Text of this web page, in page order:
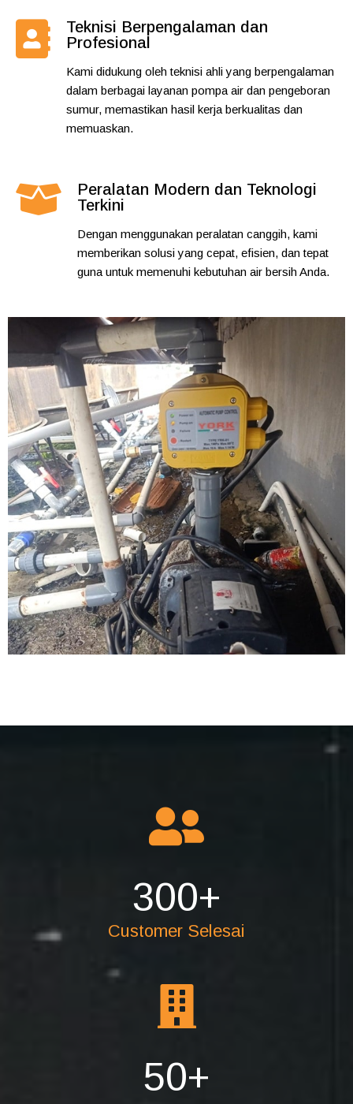
Teknisi Berpengalaman dan
Profesional
Kami didukung oleh teknisi ahli yang berpengalaman
dalam berbagai layanan pompa air dan pengeboran
sumur, memastikan hasil kerja berkualitas dan
memuaskan.
Peralatan Modern dan Teknologi
Terkini
Dengan menggunakan peralatan canggih, kami
memberikan solusi yang cepat, efisien, dan tepat
guna untuk memenuhi kebutuhan air bersih Anda.
300+
Customer Selesai
50+